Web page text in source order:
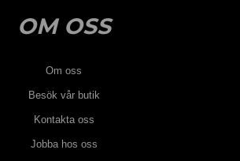
OM OSS
Om oss
Besök vår butik
Kontakta oss
Jobba hos oss